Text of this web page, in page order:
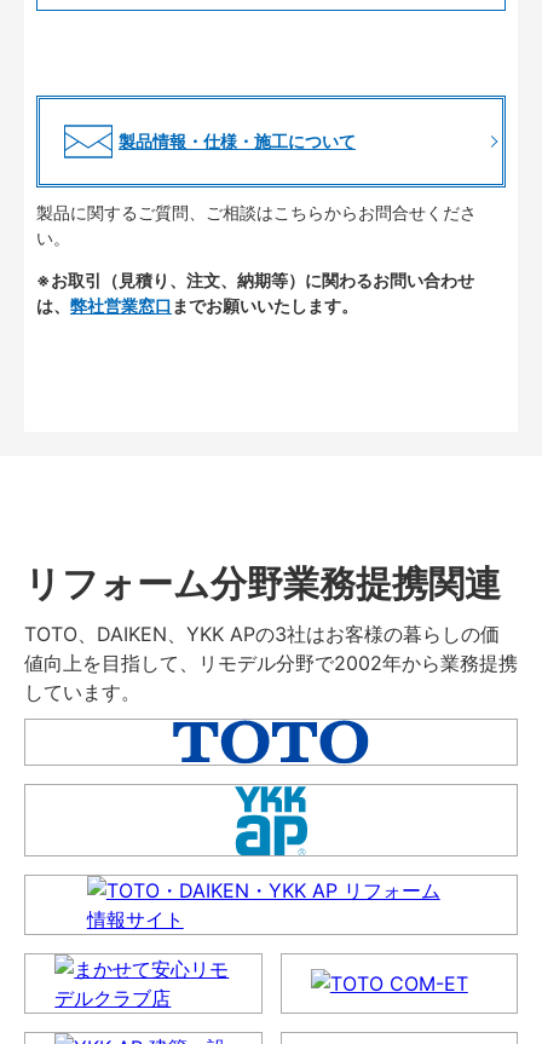
製品情報・仕様・施工について
製品に関するご質問、ご相談はこちらからお問合せくださ
い。
※お取引（見積り、注文、納期等）に関わるお問い合わせ
は、 弊社営業窓口 までお願いいたします。
リフォーム分野業務提携関連
TOTO、DAIKEN、YKK APの3社はお客様の暮らしの価
値向上を目指して、リモデル分野で2002年から業務提携
しています。